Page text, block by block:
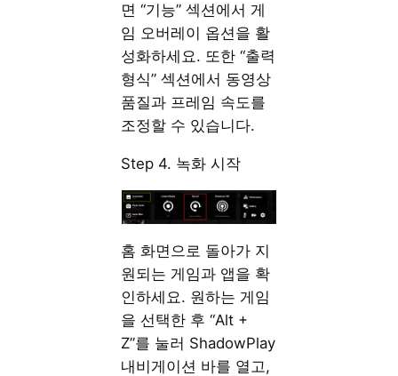
면 “기능” 섹션에서 게
임 오버레이 옵션을 활
성화하세요. 또한 “출력
형식” 섹션에서 동영상
품질과 프레임 속도를
조정할 수 있습니다.
Step 4. 녹화 시작
홈 화면으로 돌아가 지
원되는 게임과 앱을 확
인하세요. 원하는 게임
을 선택한 후 “Alt +
Z”를 눌러 ShadowPlay
내비게이션 바를 열고,